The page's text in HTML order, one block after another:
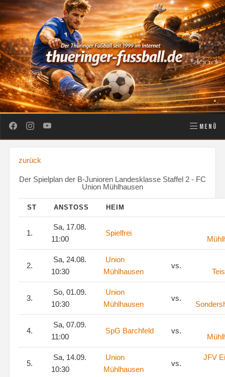
MENÜ
zurück
Der Spielplan der B-Junioren Landesklasse Staffel 2 - FC
Union Mühlhausen
ST ANSTOSS HEIM
1.
Sa, 17.08.
11:00
Spielfrei
2.
Sa, 24.08.
10:30
Union
Mühlhausen
vs.
3.
So, 01.09.
10:30
Union
Mühlhausen
vs.
4.
Sa, 07.09.
11:00
SpG Barchfeld vs.
5.
Sa, 14.09.
10:30
Union
Mühlhausen
vs.
JFV